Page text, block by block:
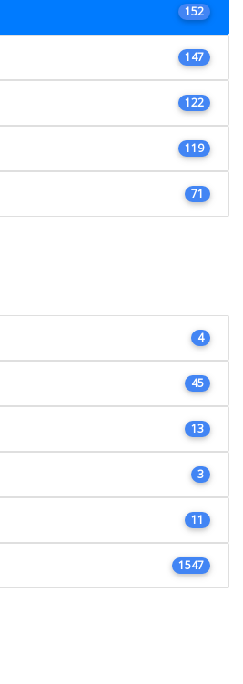
152
147
122
119
71
4
45
13
3
11
1547